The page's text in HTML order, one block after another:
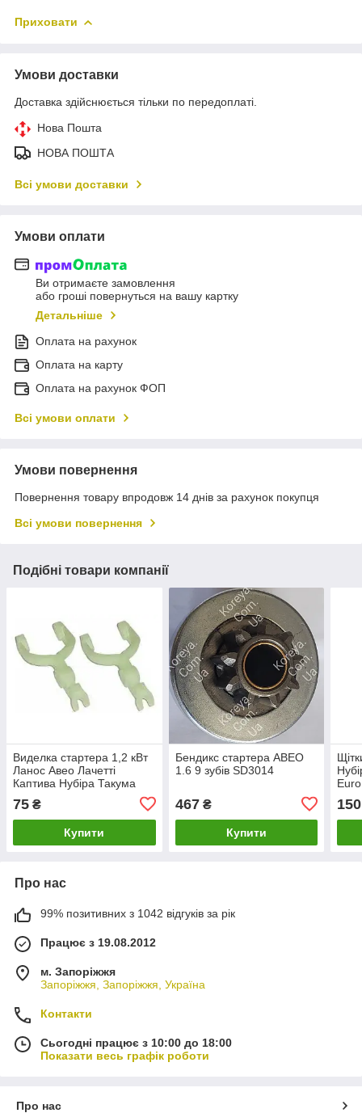
Приховати
Умови доставки
Доставка здійснюється тільки по передоплаті.
Нова Пошта
НОВА ПОШТА
Всі умови доставки
Умови оплати
Ви отримаєте замовлення
або гроші повернуться на вашу картку
Детальніше
Оплата на рахунок
Оплата на карту
Оплата на рахунок ФОП
Всі умови оплати
Умови повернення
Повернення товару впродовж 14 днів за рахунок покупця
Всі умови повернення
Подібні товари компанії
Виделка стартера 1,2 кВт
Ланос Авео Лачетті
Каптива Нубіра Такума
Леганза Еванда Епіка GM
10452337
75 ₴
Купити
Бендикс стартера АВЕО
1.6 9 зубів SD3014
467₴
Купити
150
Про нас
99% позитивних з 1042 відгуків за рік
Працює з 19.08.2012
м. Запоріжжя
Запоріжжя, Запоріжжя, Україна
Контакти
Сьогодні працює з 10:00 до 18:00
Показати весь графік роботи
Про нас